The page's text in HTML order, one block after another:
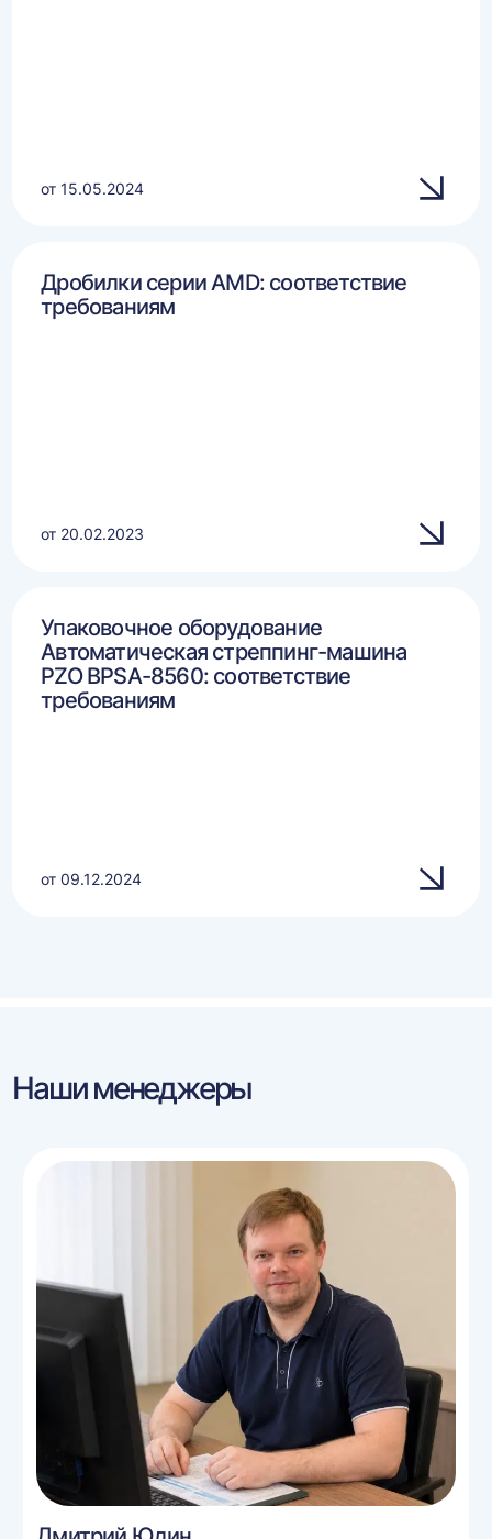
от 15.05.2024
Дробилки серии AMD: соответствие
требованиям
от 20.02.2023
Упаковочное оборудование
Автоматическая стреппинг-машина
PZO BPSA-8560: соответствие
требованиям
от 09.12.2024
Наши менеджеры